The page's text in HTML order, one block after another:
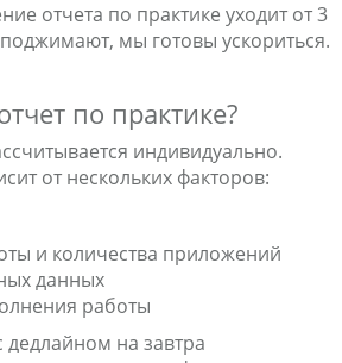
отчета по практике уходит от 3
мы готовы ускориться.
по практике?
индивидуально.
от нескольких факторов:
и количества приложений
данных
работы
дедлайном на завтра